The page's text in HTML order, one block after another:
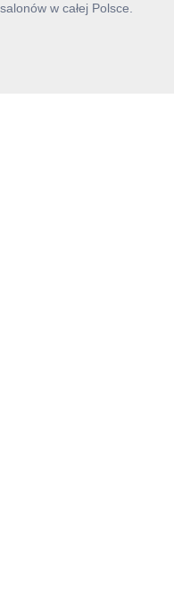
w całej Polsce.